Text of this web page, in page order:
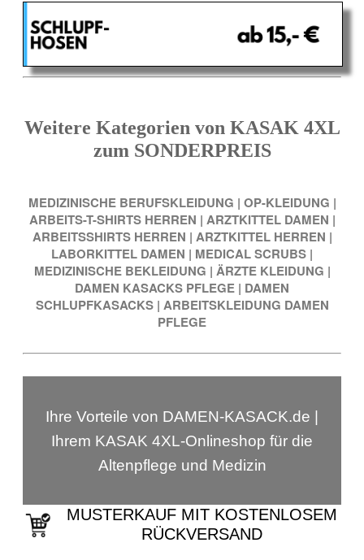
Weitere Kategorien von KASAK 4XL
zum SONDERPREIS
MEDIZINISCHE BERUFSKLEIDUNG | OP-KLEIDUNG |
ARBEITS-T-SHIRTS HERREN | ARZTKITTEL DAMEN |
ARBEITSSHIRTS HERREN | ARZTKITTEL HERREN |
LABORKITTEL DAMEN | MEDICAL SCRUBS |
MEDIZINISCHE BEKLEIDUNG | ÄRZTE KLEIDUNG |
DAMEN KASACKS PFLEGE | DAMEN
SCHLUPFKASACKS | ARBEITSKLEIDUNG DAMEN
PFLEGE
Ihre Vorteile von DAMEN-KASACK.de |
Ihrem KASAK 4XL-Onlineshop für die
Altenpflege und Medizin
MUSTERKAUF MIT KOSTENLOSEM
RÜCKVERSAND